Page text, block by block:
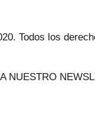
Todos los
NUESTRO